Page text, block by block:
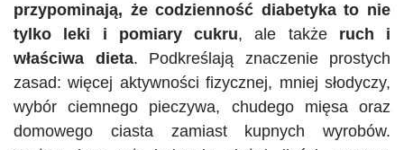
przypominają, że codzienność diabetyka to nie
tylko leki i pomiary cukru, ale także ruch i
właściwa dieta. Podkreślają znaczenie prostych
zasad: więcej aktywności fizycznej, mniej słodyczy,
wybór ciemnego pieczywa, chudego mięsa oraz
domowego ciasta zamiast kupnych wyrobów.